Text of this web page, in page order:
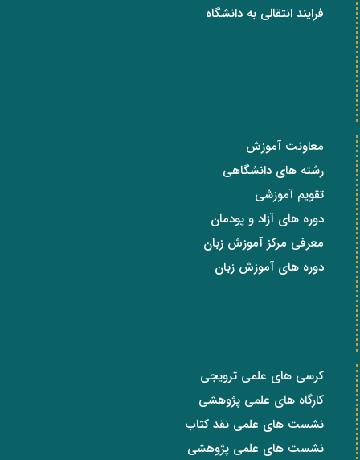
فرایند انتقالی به دانشگاه
معاونت آموزش
رشته های دانشگاهی
تقویم آموزشی
دوره های آزاد و پودمان
معرفی مرکز آموزش زبان
دوره های آموزش زبان
کرسی های علمی ترویجی
کارگاه های علمی پژوهشی
نشست های علمی نقد کتاب
نشست های علمی پژوهشی